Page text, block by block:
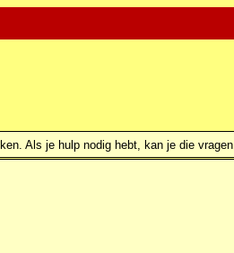
Als je hulp nodig hebt, kan je die vragen.